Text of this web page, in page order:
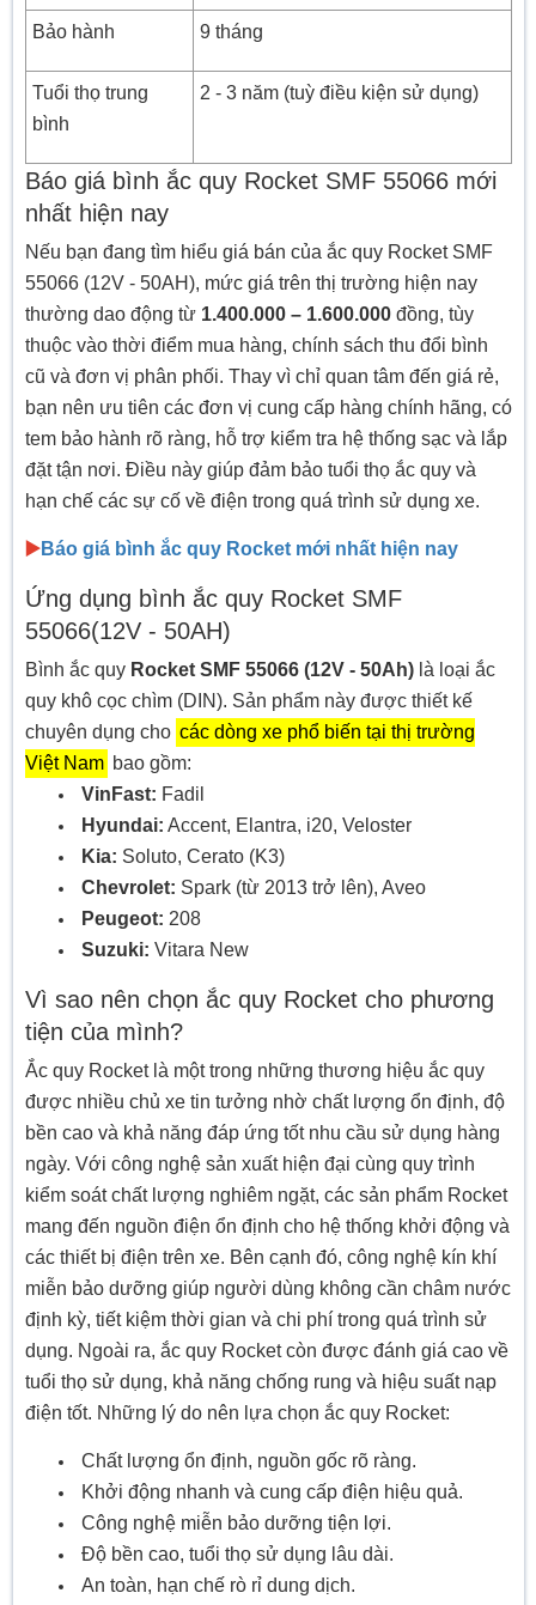
Bảo hành 9 tháng
Tuổi thọ trung
bình
2 - 3 năm (tuỳ điều kiện sử dụng)
Báo giá bình ắc quy Rocket SMF 55066 mới
nhất hiện nay
Nếu bạn đang tìm hiểu giá bán của ắc quy Rocket SMF
55066 (12V - 50AH), mức giá trên thị trường hiện nay
thường dao động từ 1.400.000 – 1.600.000đồng, tùy
thuộc vào thời điểm mua hàng, chính sách thu đổi bình
cũ và đơn vị phân phối. Thay vì chỉ quan tâm đến giá rẻ,
bạn nên ưu tiên các đơn vị cung cấp hàng chính hãng, có
tem bảo hành rõ ràng, hỗ trợ kiểm tra hệ thống sạc và lắp
đặt tận nơi. Điều này giúp đảm bảo tuổi thọ ắc quy và
hạn chế các sự cố về điện trong quá trình sử dụng xe.
▶️Báo giá bình ắc quy Rocket mới nhất hiện nay
Ứng dụng bình ắc quy Rocket SMF
55066(12V - 50AH)
Bình ắc quy Rocket SMF 55066 (12V - 50Ah)là loại ắc
quy khô cọc chìm (DIN). Sản phẩm này được thiết kế
chuyên dụng cho các dòng xe phổ biến tại thị trường
Việt Nam bao gồm:
VinFast: Fadil
Hyundai: Accent, Elantra, i20, Veloster
Kia: Soluto, Cerato (K3)
Chevrolet: Spark (từ 2013 trở lên), Aveo
Peugeot: 208
Suzuki: Vitara New
Vì sao nên chọn ắc quy Rocket cho phương
tiện của mình?
Ắc quy Rocket là một trong những thương hiệu ắc quy
được nhiều chủ xe tin tưởng nhờ chất lượng ổn định, độ
bền cao và khả năng đáp ứng tốt nhu cầu sử dụng hàng
ngày. Với công nghệ sản xuất hiện đại cùng quy trình
kiểm soát chất lượng nghiêm ngặt, các sản phẩm Rocket
mang đến nguồn điện ổn định cho hệ thống khởi động và
các thiết bị điện trên xe. Bên cạnh đó, công nghệ kín khí
miễn bảo dưỡng giúp người dùng không cần châm nước
định kỳ, tiết kiệm thời gian và chi phí trong quá trình sử
dụng. Ngoài ra, ắc quy Rocket còn được đánh giá cao về
tuổi thọ sử dụng, khả năng chống rung và hiệu suất nạp
điện tốt. Những lý do nên lựa chọn ắc quy Rocket:
Chất lượng ổn định, nguồn gốc rõ ràng.
Khởi động nhanh và cung cấp điện hiệu quả.
Công nghệ miễn bảo dưỡng tiện lợi.
Độ bền cao, tuổi thọ sử dụng lâu dài.
An toàn, hạn chế rò rỉ dung dịch.